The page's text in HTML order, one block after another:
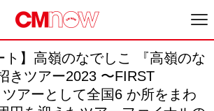
ト】⾼嶺のなでしこ 『⾼嶺のな
きツアー2023 〜FIRST
アーとして全国6 か所をまわ